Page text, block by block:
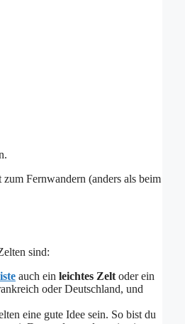
zum Fernwandern (anders als beim
sind:
auch ein leichtes Zelt oder ein
oder Deutschland, und
eine gute Idee sein. So bist du